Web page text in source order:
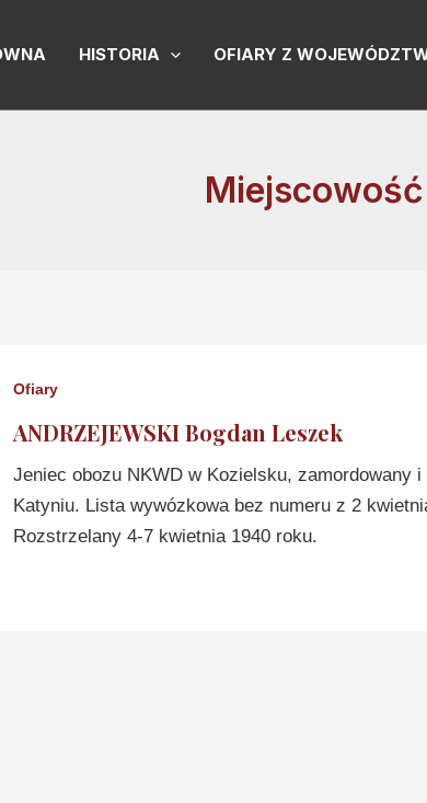
HISTORIA OFIARY Z
Ofiary
ANDRZEJEWSKI Bogdan Leszek
Jeniec obozu NKWD w Kozielsku, zamordowany i
Katyniu. Lista wywózkowa bez numeru z 2
Rozstrzelany 4-7 kwietnia 1940 roku.